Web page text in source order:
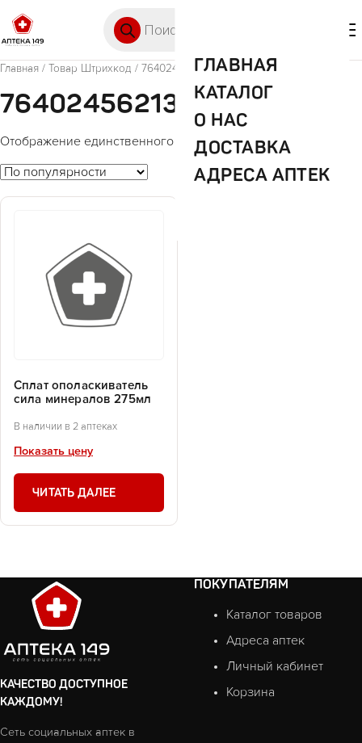
ГЛАВНАЯ
КАТАЛОГ
О НАС
ДОСТАВКА
АДРЕСА АПТЕК
Главная / Товар Штрихкод / 7640245621351
7640245621351
Отображение единственного товара
Сплат ополаскиватель
сила минералов 275мл
В наличии в 2 аптеках
Показать цену
ЧИТАТЬ ДАЛЕЕ
КАЧЕСТВО ДОСТУПНОЕ
КАЖДОМУ!
Сеть социальных аптек в
ПОКУПАТЕЛЯМ
Каталог товаров
Адреса аптек
Личный кабинет
Корзина